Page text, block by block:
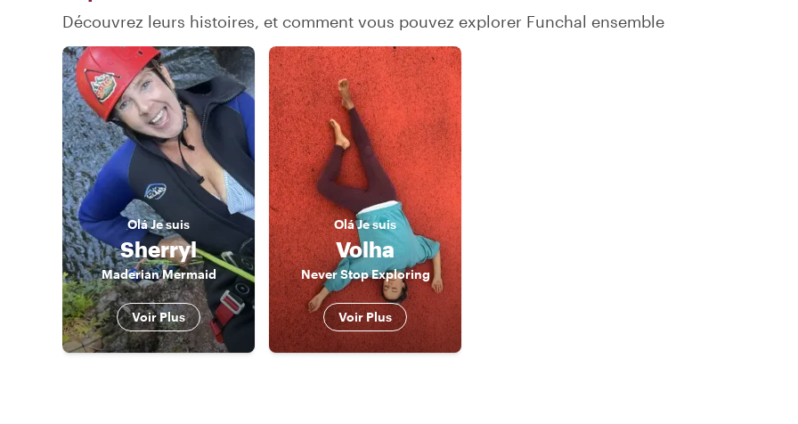
Découvrez leurs histoires, et comment vous pouvez explorer Funchal ensemble
OláJe suis
Sherryl
Maderian Mermaid
Voir Plus
OláJe suis
Volha
Never Stop Exploring
Voir Plus